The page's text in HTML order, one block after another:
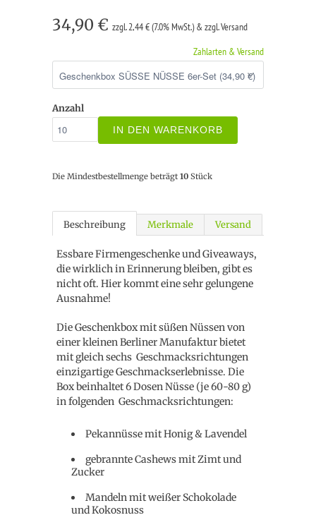
34,90 € zzgl. 2,44 € (7.0% MwSt.) & zzgl. Versand
Zahlarten & Versand
Anzahl
IN DEN WARENKORB
Die Mindestbestellmenge beträgt 10 Stück
Beschreibung Merkmale Versand
Essbare Firmengeschenke und Giveaways,
die wirklich in Erinnerung bleiben, gibt es
nicht oft. Hier kommt eine sehr gelungene
Ausnahme!
Die Geschenkbox mit süßen Nüssen von
einer kleinen Berliner Manufaktur bietet
mit gleich sechs Geschmacksrichtungen
einzigartige Geschmackserlebnisse. Die
Box beinhaltet 6 Dosen Nüsse (je 60-80 g)
in folgenden Geschmacksrichtungen:
Pekannüsse mit Honig & Lavendel
gebrannte Cashews mit Zimt und
Zucker
Mandeln mit weißer Schokolade
und Kokosnuss